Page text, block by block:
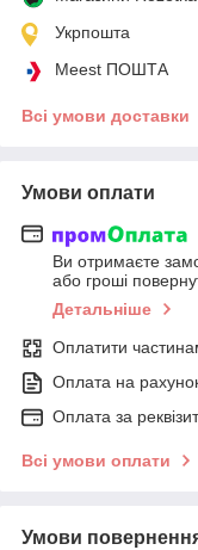
Укрпошта
Meest ПОШТА
Всі умови доставки
Умови оплати
Ви отримаєте
або гроші
Детальніше
Оплатити
Оплата на
Оплата за
Всі умови оплати
Умови